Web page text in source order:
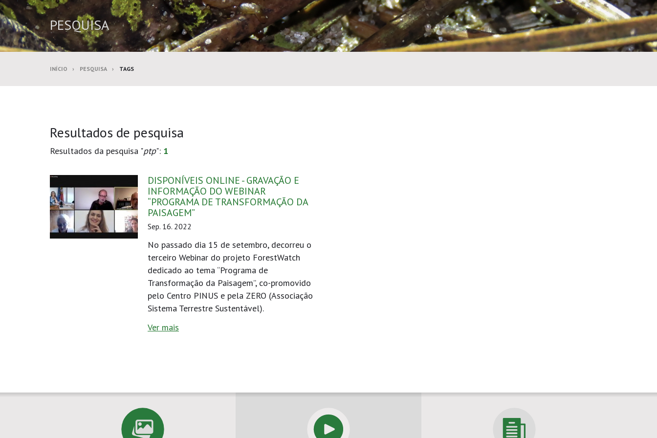
PESQUISA
INÍCIO PESQUISA TAGS
Resultados de pesquisa
Resultados da pesquisa "ptp": 1
DISPONÍVEIS ONLINE - GRAVAÇÃO E
INFORMAÇÃO DO WEBINAR
“PROGRAMA DE TRANSFORMAÇÃO DA
PAISAGEM”
Sep. 16. 2022
No passado dia 15 de setembro, decorreu o
terceiro Webinar do projeto ForestWatch
dedicado ao tema “Programa de
Transformação da Paisagem”, co-promovido
pelo Centro PINUS e pela ZERO (Associação
Sistema Terrestre Sustentável).
Ver mais